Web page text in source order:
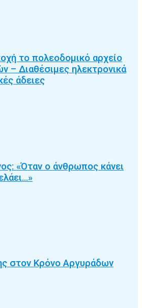
το πολεοδομικό αρχείο
– Διαθέσιμες ηλεκτρονικά
άδειες
«Όταν ο άνθρωπος κάνει
στον Κρόνο Αργυράδων